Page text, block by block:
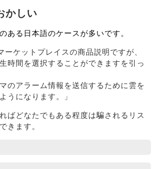
かしい
ある日本語のケースが多いです。
ケットプレイスの商品説明ですが、
時間を選択することができますを引っ
のアラーム情報を送信するために雲を
うになります。」
ばどなたでもある程度は騙されるリス
きます。